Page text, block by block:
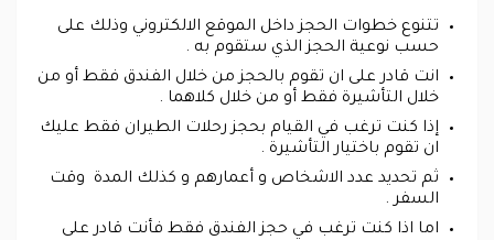
تتنوع خطوات الحجز داخل الموقع الالكتروني وذلك على
حسب نوعية الحجز الذي ستقوم به .
انت قادر على ان تقوم بالحجز من خلال الفندق فقط أو من
خلال التأشيرة فقط أو من خلال كلاهما .
إذا كنت ترغب في القيام بحجز رحلات الطيران فقط عليك
ان تقوم باختيار التأشيرة .
ثم تحديد عدد الاشخاص و أعمارهم و كذلك المدة وقت
السفر .
اما اذا كنت ترغب في حجز الفندق فقط فأنت قادر على